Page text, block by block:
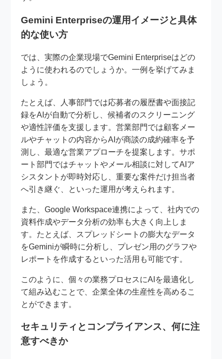
Gemini Enterpriseの運用イメージと具体
的な使い方
では、実際の企業現場でGemini Enterpriseはどの
ように使われるのでしょうか。一例を挙げてみま
しょう。
たとえば、人事部門では応募者の履歴書や面接記
録をAIが自動で分析し、候補者のスクリーニング
や適性評価を支援します。営業部門では顧客メー
ルやチャットの内容からAIが商談の成約確率を予
測し、最適な営業アプローチを提案します。サポ
ート部門ではチャットやメール相談に対してAIア
シスタントが即時対応し、重要な案件だけ担当者
へ引き継ぐ、といった運用が考えられます。
また、Google Workspace連携によって、社内での
資料作成やデータ分析の効率も大きく向上しま
す。たとえば、スプレッドシートの膨大なデータ
をGeminiが瞬時に分析し、プレゼン用のグラフや
レポートを作成するといった活用も可能です。
このように、個々の業務プロセスにAIを最適化し
て組み込むことで、企業全体の生産性を高めるこ
とができます。
セキュリティとコンプライアンス、何に注
意すべきか